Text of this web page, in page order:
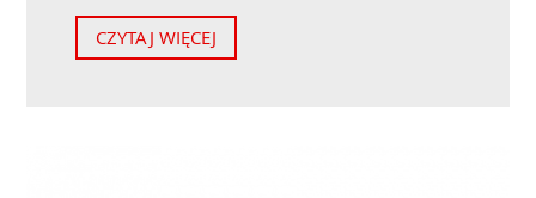
CZYTAJ WIĘCEJ